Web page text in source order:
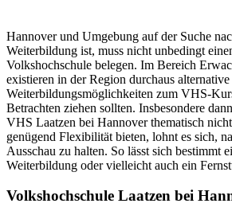
Hannover und Umgebung auf der Suche
Weiterbildung ist, muss nicht unbedingt
Volkshochschule belegen. Im Bereich
existieren in der Region durchaus alternative
Weiterbildungsmöglichkeiten zum VHS-
Betrachten ziehen sollten. Insbesondere
VHS Laatzen bei Hannover thematisch
genügend Flexibilität bieten, lohnt es sich,
Ausschau zu halten. So lässt sich bestimmt
Weiterbildung oder vielleicht auch ein
Volkshochschule Laatzen bei